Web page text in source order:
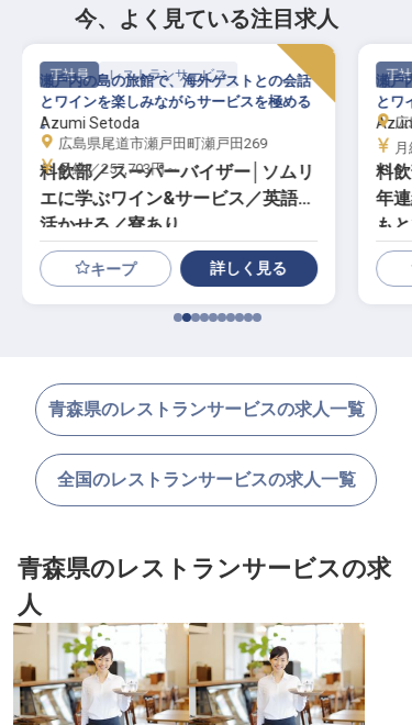
今、よく見ている注目求人
正社員 レストランサービス
Azumi Setoda
料飲部／スーパーバイザー│ソムリ
エに学ぶワイン&サービス／英語を
活かせる／寮あり
瀬戸内の島の旅館で、海外ゲストとの会話
とワインを楽しみながらサービスを極める
。
広島県尾道市瀬戸田町瀬戸田269
月給／257,703円～
キープ 詳しく見る
正社
料
年
も
・I
瀬戸
とワ
広
青森県のレストランサービスの求人一覧
全国のレストランサービスの求人一覧
青森県のレストランサービスの求
人